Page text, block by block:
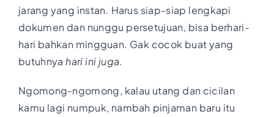
jarang yang instan. Harus siap-siap lengkapi
dokumen dan nunggu persetujuan, bisa berhari-
hari bahkan mingguan. Gak cocok buat yang
butuhnyahari ini juga.
Ngomong-ngomong, kalau utang dan cicilan
kamu lagi numpuk, nambah pinjaman baru itu